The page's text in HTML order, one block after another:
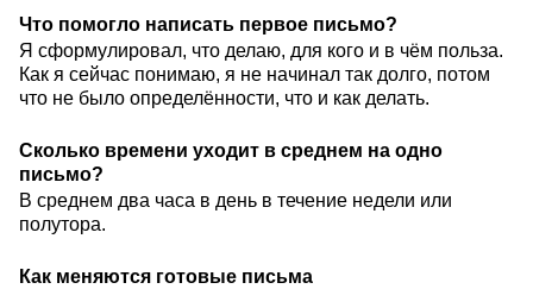
Что помогло написать первое письмо?
Я сформулировал, что делаю, для кого и в чём польза.
Как я сейчас понимаю, я не начинал так долго, потом
что не было определённости, что и как делать.
Сколько времени уходит в среднем на одно
письмо?
В среднем два часа в день в течение недели или
полутора.
Как меняются готовые письма